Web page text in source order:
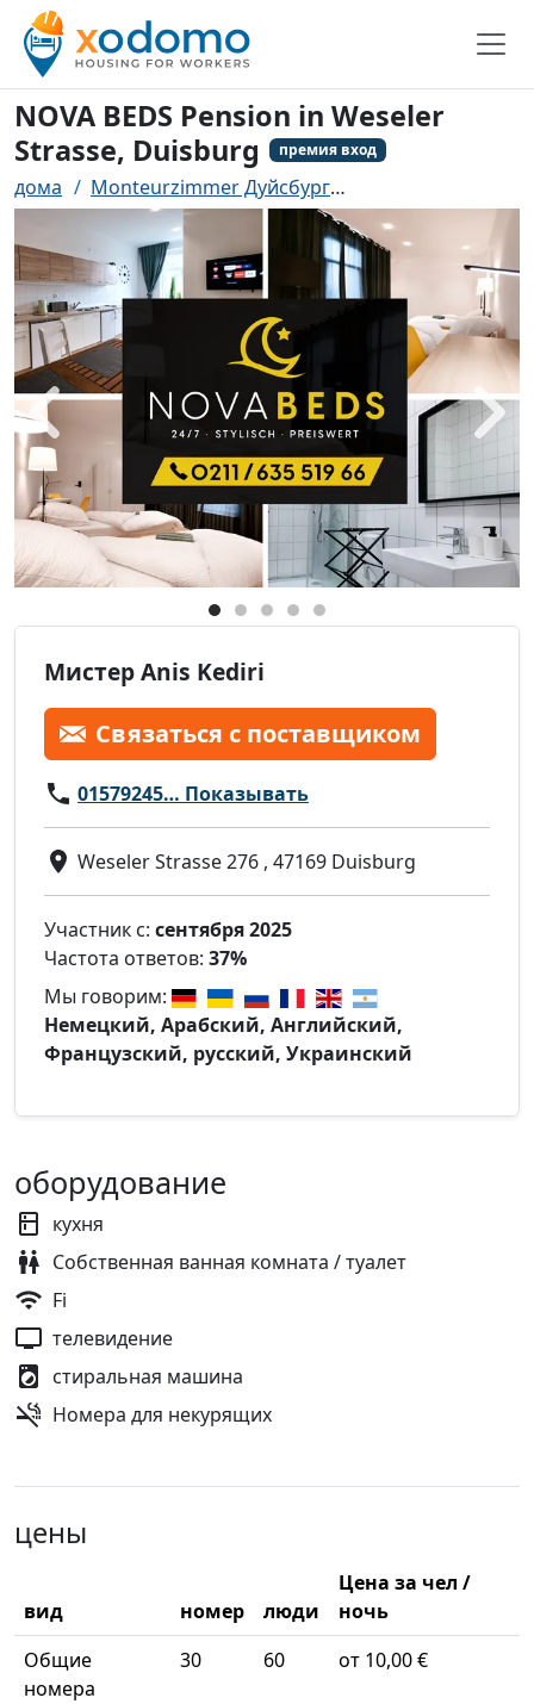
NOVA BEDS Pension in Weseler
Strasse, Duisburg
премия вход
дома Monteurzimmer Дуйсбург
назад
Мистер Anis Kediri
Связаться с поставщиком
01579245… Показывать
Weseler Strasse 276 , 47169 Duisburg
Участник с: сентября 2025
Частота ответов: 37%
Мы говорим:
Немецкий, Арабский, Английский,
Французский, русский, Украинский
оборудование
кухня
Собственная ванная комната / туалет
Fi
телевидение
стиральная машина
Номера для некурящих
цены
вид номер люди
Цена за чел /
ночь
Общие
номера
30 60 от 10,00 €